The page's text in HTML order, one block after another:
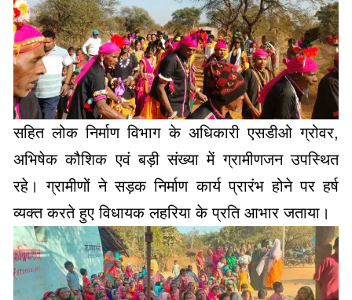
सहित लोक निर्माण विभाग के अधिकारी एसडीओ ग्रोवर,
अभिषेक कौशिक एवं बड़ी संख्या में ग्रामीणजन उपस्थित
रहे। ग्रामीणों ने सड़क निर्माण कार्य प्रारंभ होने पर हर्ष
व्यक्त करते हुए विधायक लहरिया के प्रति आभार जताया।